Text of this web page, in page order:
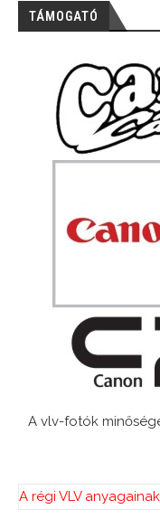
TÁMOGATÓ
A vlv-fotók
A régi VLV